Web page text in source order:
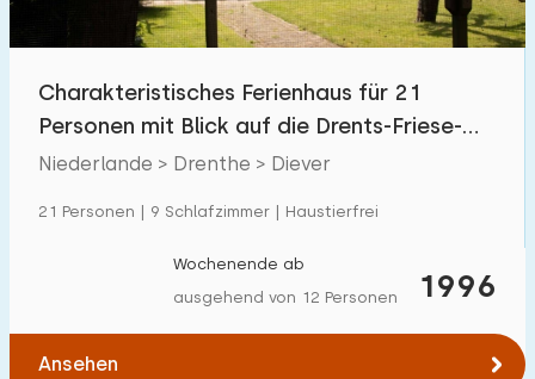
Freibad 40
Kinderanimation
Kindereinrichtungen im Park
Zugänglichkeit
Eingeschränkte Mobilität
Rollstuhlgerecht
Hilfsmittel 10
Charakteristisches Ferienhaus für 21
Personen mit Blick auf die Drents-Friese-
Wolke
Niederlande > Drenthe > Diever
21 Personen | 9 Schlafzimmer | Haustierfrei
1996
Wochenende ab
ausgehend von 12 Personen
Ansehen